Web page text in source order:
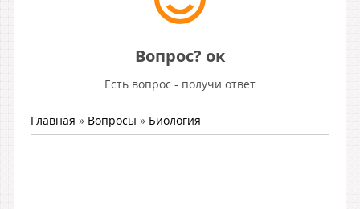
Вопрос? ок
Есть вопрос - получи ответ
Главная » Вопросы » Биология